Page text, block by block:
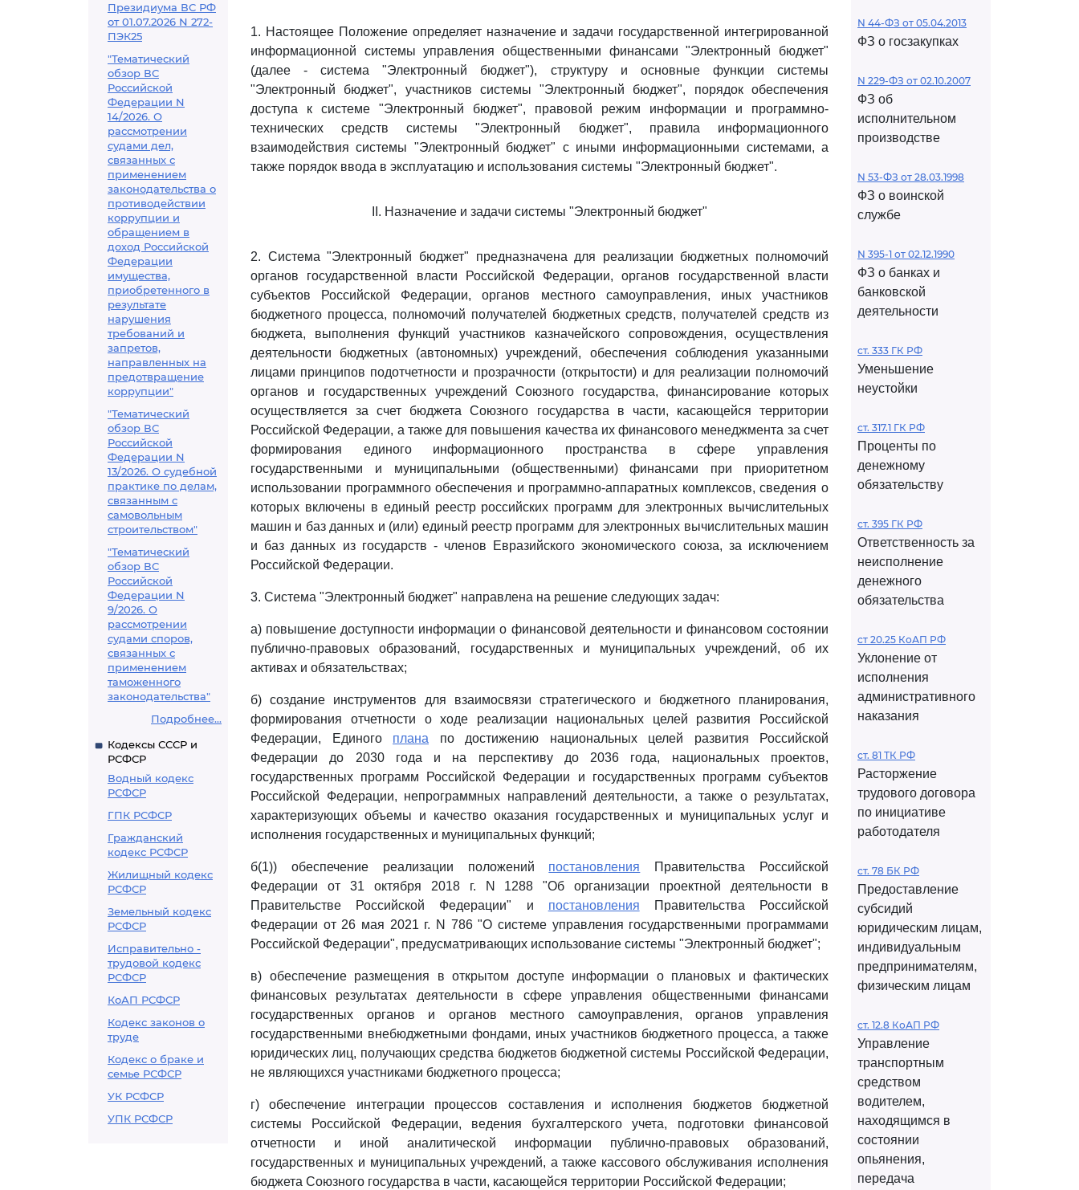
Президиума ВС РФ
от 01.07.2026 N 272-
ПЭК25
"Тематический
обзор ВС
Российской
Федерации N
14/2026. О
рассмотрении
судами дел,
связанных с
применением
законодательства о
противодействии
коррупции и
обращением в
доход Российской
Федерации
имущества,
приобретенного в
результате
нарушения
требований и
запретов,
направленных на
предотвращение
коррупции"
"Тематический
обзор ВС
Российской
Федерации N
13/2026. О судебной
практике по делам,
связанным с
самовольным
строительством"
"Тематический
обзор ВС
Российской
Федерации N
9/2026. О
рассмотрении
судами споров,
связанных с
применением
таможенного
законодательства"
Подробнее...
Кодексы СССР и
РСФСР
Водный кодекс
РСФСР
ГПК РСФСР
Гражданский
кодекс РСФСР
Жилищный кодекс
РСФСР
Земельный кодекс
РСФСР
Исправительно -
трудовой кодекс
РСФСР
КоАП РСФСР
Кодекс законов о
труде
Кодекс о браке и
семье РСФСР
УК РСФСР
УПК РСФСР
1. Настоящее Положение определяет назначение и задачи государственной интегрированной
информационной системы управления общественными финансами "Электронный бюджет"
(далее - система "Электронный бюджет"), структуру и основные функции системы
"Электронный бюджет", участников системы "Электронный бюджет", порядок обеспечения
доступа к системе "Электронный бюджет", правовой режим информации и программно-
технических средств системы "Электронный бюджет", правила информационного
взаимодействия системы "Электронный бюджет" с иными информационными системами, а
также порядок ввода в эксплуатацию и использования системы "Электронный бюджет".
II. Назначение и задачи системы "Электронный бюджет"
2. Система "Электронный бюджет" предназначена для реализации бюджетных полномочий
органов государственной власти Российской Федерации, органов государственной власти
субъектов Российской Федерации, органов местного самоуправления, иных участников
бюджетного процесса, полномочий получателей бюджетных средств, получателей средств из
бюджета, выполнения функций участников казначейского сопровождения, осуществления
деятельности бюджетных (автономных) учреждений, обеспечения соблюдения указанными
лицами принципов подотчетности и прозрачности (открытости) и для реализации полномочий
органов и государственных учреждений Союзного государства, финансирование которых
осуществляется за счет бюджета Союзного государства в части, касающейся территории
Российской Федерации, а также для повышения качества их финансового менеджмента за счет
формирования единого информационного пространства в сфере управления
государственными и муниципальными (общественными) финансами при приоритетном
использовании программного обеспечения и программно-аппаратных комплексов, сведения о
которых включены в единый реестр российских программ для электронных вычислительных
машин и баз данных и (или) единый реестр программ для электронных вычислительных машин
и баз данных из государств - членов Евразийского экономического союза, за исключением
Российской Федерации.
3. Система "Электронный бюджет" направлена на решение следующих задач:
а) повышение доступности информации о финансовой деятельности и финансовом состоянии
публично-правовых образований, государственных и муниципальных учреждений, об их
активах и обязательствах;
б) создание инструментов для взаимосвязи стратегического и бюджетного планирования,
формирования отчетности о ходе реализации национальных целей развития Российской
Федерации, Единого плана по достижению национальных целей развития Российской
Федерации до 2030 года и на перспективу до 2036 года, национальных проектов,
государственных программ Российской Федерации и государственных программ субъектов
Российской Федерации, непрограммных направлений деятельности, а также о результатах,
характеризующих объемы и качество оказания государственных и муниципальных услуг и
исполнения государственных и муниципальных функций;
б(1)) обеспечение реализации положений постановления Правительства Российской
Федерации от 31 октября 2018 г. N 1288 "Об организации проектной деятельности в
Правительстве Российской Федерации" и постановления Правительства Российской
Федерации от 26 мая 2021 г. N 786 "О системе управления государственными программами
Российской Федерации", предусматривающих использование системы "Электронный бюджет";
в) обеспечение размещения в открытом доступе информации о плановых и фактических
финансовых результатах деятельности в сфере управления общественными финансами
государственных органов и органов местного самоуправления, органов управления
государственными внебюджетными фондами, иных участников бюджетного процесса, а также
юридических лиц, получающих средства бюджетов бюджетной системы Российской Федерации,
не являющихся участниками бюджетного процесса;
г) обеспечение интеграции процессов составления и исполнения бюджетов бюджетной
системы Российской Федерации, ведения бухгалтерского учета, подготовки финансовой
отчетности и иной аналитической информации публично-правовых образований,
государственных и муниципальных учреждений, а также кассового обслуживания исполнения
бюджета Союзного государства в части, касающейся территории Российской Федерации;
N 44-ФЗ от 05.04.2013
ФЗ о госзакупках
N 229-ФЗ от 02.10.2007
ФЗ об
исполнительном
производстве
N 53-ФЗ от 28.03.1998
ФЗ о воинской
службе
N 395-1 от 02.12.1990
ФЗ о банках и
банковской
деятельности
ст. 333 ГК РФ
Уменьшение
неустойки
ст. 317.1 ГК РФ
Проценты по
денежному
обязательству
ст. 395 ГК РФ
Ответственность за
неисполнение
денежного
обязательства
ст 20.25 КоАП РФ
Уклонение от
исполнения
административного
наказания
ст. 81 ТК РФ
Расторжение
трудового договора
по инициативе
работодателя
ст. 78 БК РФ
Предоставление
субсидий
юридическим лицам,
индивидуальным
предпринимателям,
физическим лицам
ст. 12.8 КоАП РФ
Управление
транспортным
средством
водителем,
находящимся в
состоянии
опьянения,
передача